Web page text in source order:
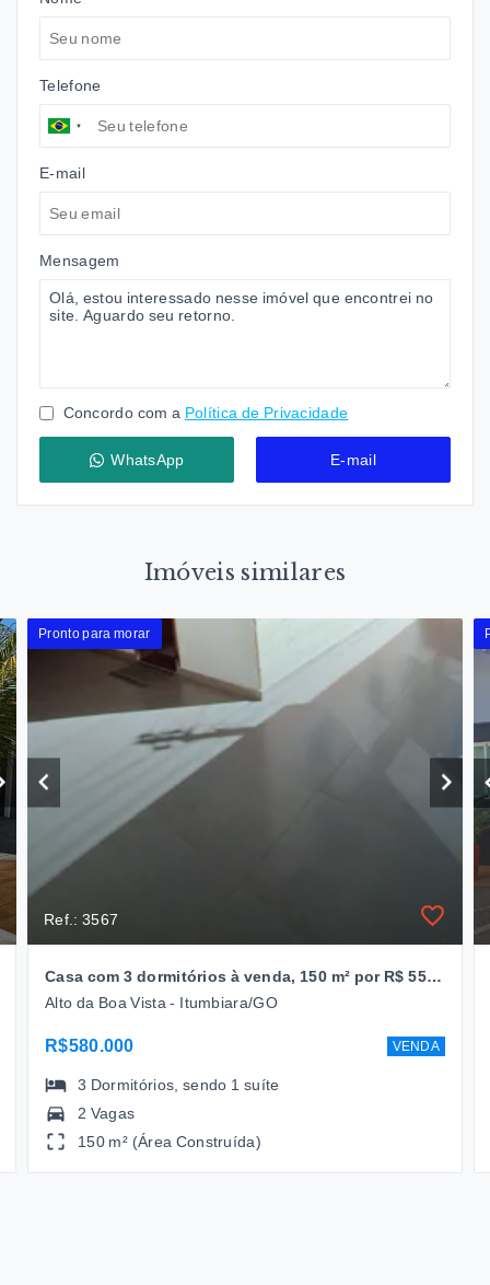
Telefone
E-mail
Mensagem
Concordo com a Política de Privacidade
WhatsApp E-mail
Imóveis similares
Pronto para morar
Ref.: 3567
Casa com 3 dormitórios à venda, 150 m² por R$ 550.000,00 - Alto da Boa Vista - Itumbiara/GO
Alto da Boa Vista - Itumbiara/GO
R$580.000 VENDA
3 Dormitórios , sendo 1 suíte
2 Vagas
150 m² (Área Construída)